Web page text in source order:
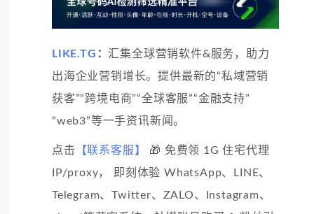
LIKE.TG ： 汇集全球营销软件&服务，助力
出海企业营销增长。提供最新的“私域营销
获客”“跨境电商”“全球客服”“金融支持”
“web3”等一手资讯新闻。
点击 【联系客服】
🎁 免费领 1G 住宅代理
IP/proxy， 即刻体验 WhatsApp、LINE、
Telegram、Twitter、ZALO、Instagram、